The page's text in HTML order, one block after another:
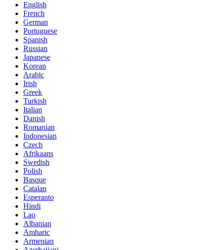
English
French
German
Portuguese
Spanish
Russian
Japanese
Korean
Arabic
Irish
Greek
Turkish
Italian
Danish
Romanian
Indonesian
Czech
Afrikaans
Swedish
Polish
Basque
Catalan
Esperanto
Hindi
Lao
Albanian
Amharic
Armenian